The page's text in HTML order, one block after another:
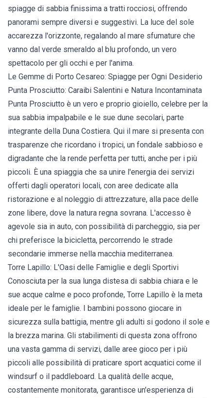
spiagge di sabbia finissima a tratti rocciosi, offrendo
panorami sempre diversi e suggestivi. La luce del sole
accarezza l'orizzonte, regalando al mare sfumature che
vanno dal verde smeraldo al blu profondo, un vero
spettacolo per gli occhi e per l'anima.
Le Gemme di Porto Cesareo: Spiagge per Ogni Desiderio
Punta Prosciutto: Caraibi Salentini e Natura Incontaminata
Punta Prosciutto è un vero e proprio gioiello, celebre per la
sua sabbia impalpabile e le sue dune secolari, parte
integrante della Duna Costiera. Qui il mare si presenta con
trasparenze che ricordano i tropici, un fondale sabbioso e
digradante che la rende perfetta per tutti, anche per i più
piccoli. È una spiaggia che sa unire l'energia dei servizi
offerti dagli operatori locali, con aree dedicate alla
ristorazione e al noleggio di attrezzature, alla pace delle
zone libere, dove la natura regna sovrana. L'accesso è
agevole sia in auto, con possibilità di parcheggio, sia per
chi preferisce la bicicletta, percorrendo le strade
secondarie immerse nella macchia mediterranea.
Torre Lapillo: L'Oasi delle Famiglie e degli Sportivi
Conosciuta per la sua lunga distesa di sabbia chiara e le
sue acque calme e poco profonde, Torre Lapillo è la meta
ideale per le famiglie. I bambini possono giocare in
sicurezza sulla battigia, mentre gli adulti si godono il sole e
la brezza marina. Gli stabilimenti di questa zona offrono
una vasta gamma di servizi, dalle aree gioco per i più
piccoli alle possibilità di praticare sport acquatici come il
windsurf o il paddleboard. La qualità delle acque,
costantemente monitorata, garantisce un'esperienza di